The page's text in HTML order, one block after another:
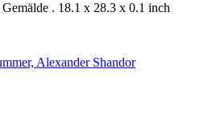
Gemälde . 18.1 x 28.3 x 0.1 inch